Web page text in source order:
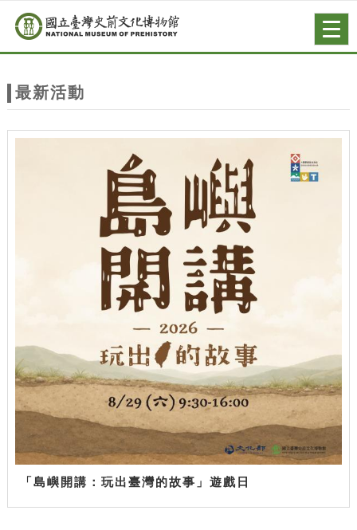
站
主
跳到主要內容
網站導覽
最新活動
「島嶼開講：玩出臺灣的故事」遊戲日